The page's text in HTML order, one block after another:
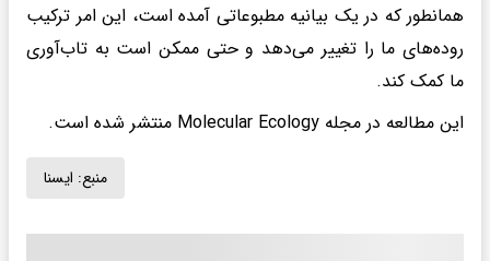
همانطور که در یک بیانیه مطبوعاتی آمده است، این امر ترکیب
روده‌های ما را تغییر می‌دهد و حتی ممکن است به تاب‌آوری
ما کمک کند.
این مطالعه در مجله Molecular Ecology منتشر شده است.
منبع: ايسنا